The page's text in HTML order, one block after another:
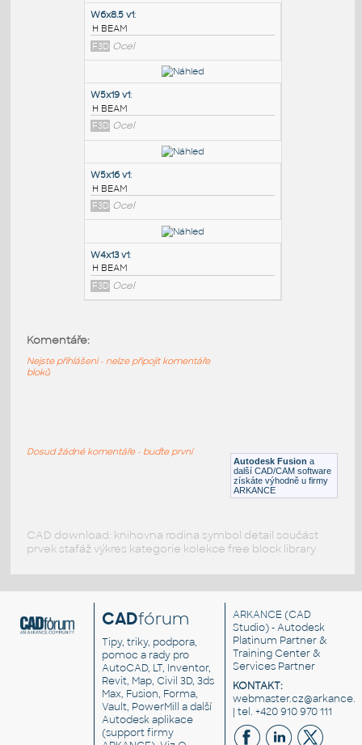
PODOBNÉ BLOKY:
W6x8.5 v1:
F3D Ocel
H BEAM
F3D Ocel
F3D Ocel
Autodesk Fusion a
další CAD/CAM software
získáte výhodně u firmy
ARKANCE
Komentáře:
Nejste přihlášeni - nelze připojit komentáře
bloků
Dosud žádné komentáře - buďte první
CAD download: knihovna rodina symbol detail součást
prvek stafáž výkres kategorie kolekce free block library
CADfórum
Tipy, triky, podpora,
pomoc a rady pro
AutoCAD, LT, Inventor,
Revit, Map, Civil 3D, 3ds
Max, Fusion, Forma,
Vault, PowerMill a další
Autodesk aplikace
(support firmy
ARKANCE (CAD
Studio) - Autodesk
Platinum Partner &
Training Center &
Services Partner
KONTAKT:
| tel. +420 910 970 111